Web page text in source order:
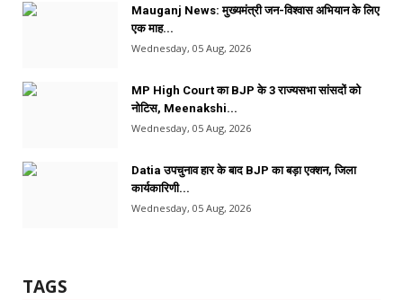
Mauganj News: मुख्यमंत्री जन-विश्वास अभियान के लिए
एक माह...
Wednesday, 05 Aug, 2026
MP High Court का BJP के 3 राज्यसभा सांसदों को
नोटिस, Meenakshi...
Wednesday, 05 Aug, 2026
Datia उपचुनाव हार के बाद BJP का बड़ा एक्शन, जिला
कार्यकारिणी...
Wednesday, 05 Aug, 2026
TAGS